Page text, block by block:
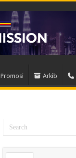
Promosi Arkib